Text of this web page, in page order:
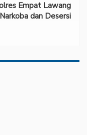
Empat Lawang
dan Desersi